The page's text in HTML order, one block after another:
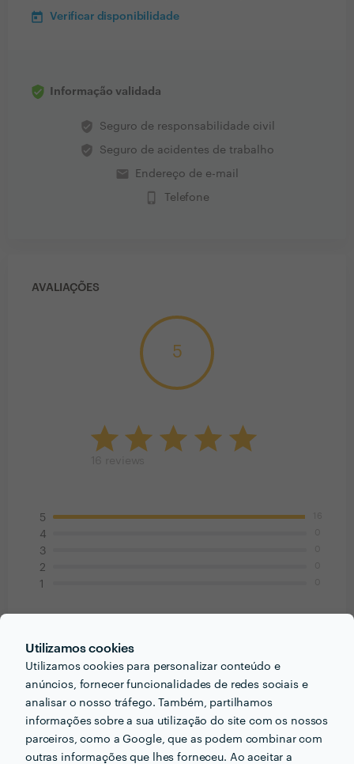
Utilizamos cookies
Utilizamos cookies para personalizar conteúdo e
anúncios, fornecer funcionalidades de redes sociais e
analisar o nosso tráfego. Também, partilhamos
informações sobre a sua utilização do site com os nossos
parceiros, como a Google, que as podem combinar com
outras informações que lhes forneceu. Ao aceitar a
Verificar disponibilidade
Informação validada
verified_user Seguro de responsabilidade civil
verified_user Seguro de acidentes de trabalho
email Endereço de e-mail
phone_iphone Telefone
AVALIAÇÕES
5
5
4
3
2
1
Desentupimento de Lavatório/Lava-Loiças
Serviço muito rápido e bem realizado. Recomendado!
Bruno Ukita
Reparação de Canos